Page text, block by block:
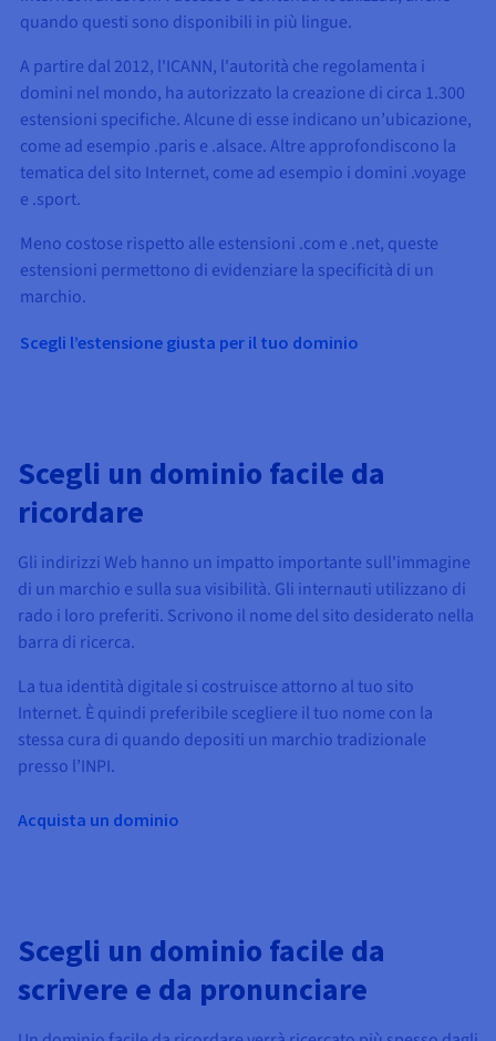
quando questi sono disponibili in più lingue.
A partire dal 2012, l'ICANN, l'autorità che regolamenta i
domini nel mondo, ha autorizzato la creazione di circa 1.300
estensioni specifiche. Alcune di esse indicano un’ubicazione,
come ad esempio .paris e .alsace. Altre approfondiscono la
tematica del sito Internet, come ad esempio i domini .voyage
e .sport.
Meno costose rispetto alle estensioni .com e .net, queste
estensioni permettono di evidenziare la specificità di un
marchio.
Scegli l’estensione giusta per il tuo dominio
Scegli un dominio facile da
ricordare
Gli indirizzi Web hanno un impatto importante sull'immagine
di un marchio e sulla sua visibilità. Gli internauti utilizzano di
rado i loro preferiti. Scrivono il nome del sito desiderato nella
barra di ricerca.
La tua identità digitale si costruisce attorno al tuo sito
Internet. È quindi preferibile scegliere il tuo nome con la
stessa cura di quando depositi un marchio tradizionale
presso l’INPI.
Acquista un dominio
Scegli un dominio facile da
scrivere e da pronunciare